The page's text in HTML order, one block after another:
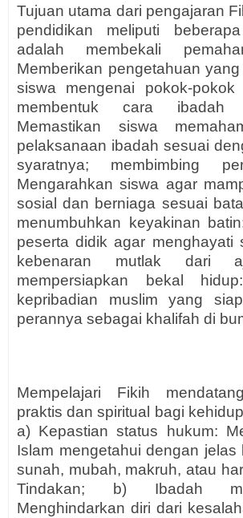
Tujuan utama dari pengajaran
pendidikan meliputi
adalah membekali
Memberikan pengetahuan
siswa mengenai pokok-pokok
membentuk cara ibadah
Memastikan siswa
pelaksanaan ibadah sesuai
syaratnya; membimbing
Mengarahkan siswa agar
sosial dan berniaga sesuai
menumbuhkan keyakinan
peserta didik agar menghayati
kebenaran mutlak dari
mempersiapkan bekal
kepribadian muslim yang
perannya sebagai khalifah di
Mempelajari Fikih
praktis dan spiritual bagi
a) Kepastian status hukum:
Islam mengetahui dengan jelas
sunah, mubah, makruh, atau
Tindakan; b) Ibadah
Menghindarkan diri dari